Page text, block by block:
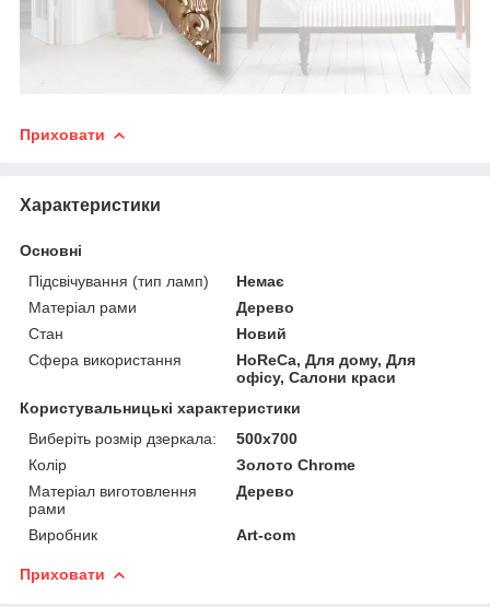
Приховати
Характеристики
Основні
Підсвічування (тип ламп)
Немає
Матеріал рами
Дерево
Стан
Новий
Сфера використання
HoReCa, Для дому, Для
офісу, Салони краси
Користувальницькі характеристики
Виберіть розмір дзеркала:
500х700
Колір
Золото Chrome
Матеріал виготовлення
рами
Дерево
Виробник Art-com
Приховати